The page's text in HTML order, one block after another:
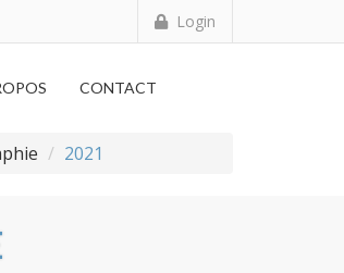
Login
CONTACT
2021